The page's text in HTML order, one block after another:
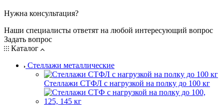
Нужна консультация?
Наши специалисты ответят на любой интересующий вопрос
Задать вопрос
Каталог
Стеллажи металлические
Стеллажи СТФЛ с нагрузкой на полку до 100 кг